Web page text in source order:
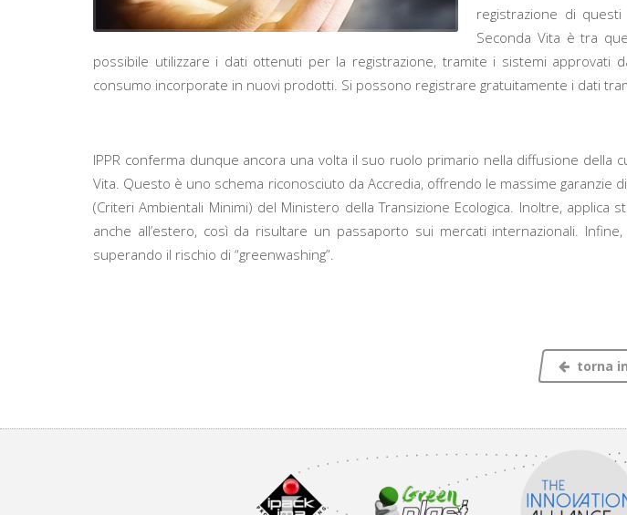
registrazione di
Seconda Vita è tra
possibile utilizzare i dati ottenuti per la registrazione, tramite i sistemi approvati
consumo incorporate in nuovi prodotti. Si possono registrare gratuitamente i dati
IPPR conferma dunque ancora una volta il suo ruolo primario nella diffusione
Vita. Questo è uno schema riconosciuto da Accredia, offrendo le massime garanzie
(Criteri Ambientali Minimi) del Ministero della Transizione Ecologica. Inoltre,
anche all’estero, così da risultare un passaporto sui mercati internazionali.
superando il rischio di “greenwashing”.
torna